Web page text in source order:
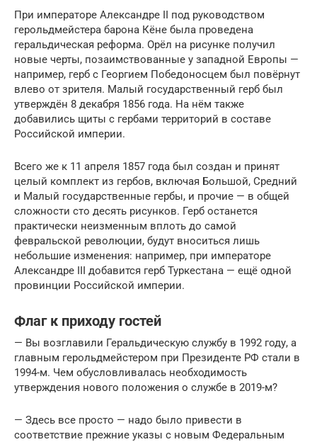
При императоре Александре II под руководством
герольдмейстера барона Кёне была проведена
геральдическая реформа. Орёл на рисунке получил
новые черты, позаимствованные у западной Европы —
например, герб с Георгием Победоносцем был повёрнут
влево от зрителя. Малый государственный герб был
утверждён 8 декабря 1856 года. На нём также
добавились щиты с гербами территорий в составе
Российской империи.
Всего же к 11 апреля 1857 года был создан и принят
целый комплект из гербов, включая Большой, Средний
и Малый государственные гербы, и прочие — в общей
сложности сто десять рисунков. Герб останется
практически неизменным вплоть до самой
февральской революции, будут вноситься лишь
небольшие изменения: например, при императоре
Александре III добавится герб Туркестана — ещё одной
провинции Российской империи.
Флаг к приходу гостей
— Вы возглавили Геральдическую службу в 1992 году, а
главным герольдмейстером при Президенте РФ стали в
1994-м. Чем обусловливалась необходимость
утверждения нового положения о службе в 2019-м?
— Здесь все просто — надо было привести в
соответствие прежние указы с новым Федеральным